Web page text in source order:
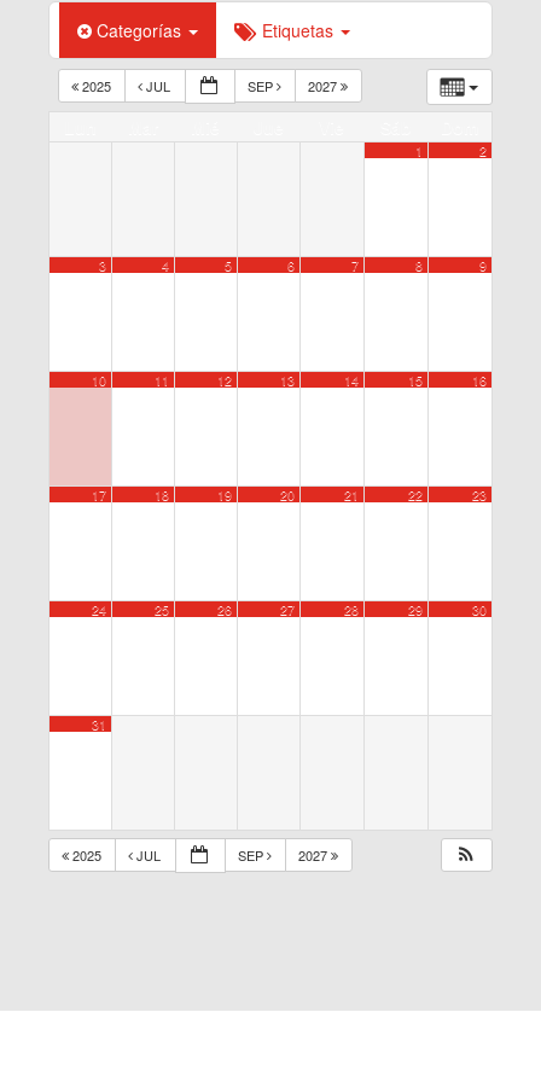
Categorías Etiquetas
2025 JUL SEP 2027
1 2
3 4 5 6 7 8 9
10 11 12 13 14 15 16
17 18 19 20 21 22 23
24 25 26 27 28 29 30
31
2025 JUL SEP 2027